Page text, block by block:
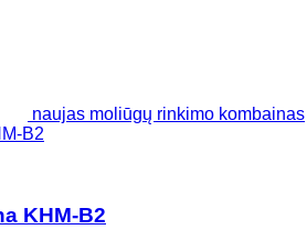
naujas moliūgų rinkimo kombainas
B2
KHM-B2